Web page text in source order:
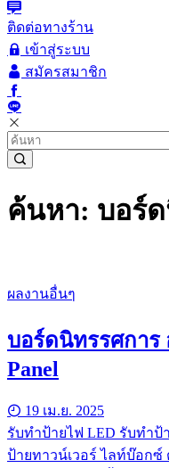
ติดต่อทางร้าน
เข้าสู่ระบบ
สมัครสมาชิก
ค้นหา: บอร์
ผลงานอื่นๆ
บอร์ดนิทรรศการ
Panel
19 เม.ย. 2025
รับทําป้ายไฟ LED รับทำป้
ป้ายทาวน์เวอร์ ไลท์บ๊อกซ์